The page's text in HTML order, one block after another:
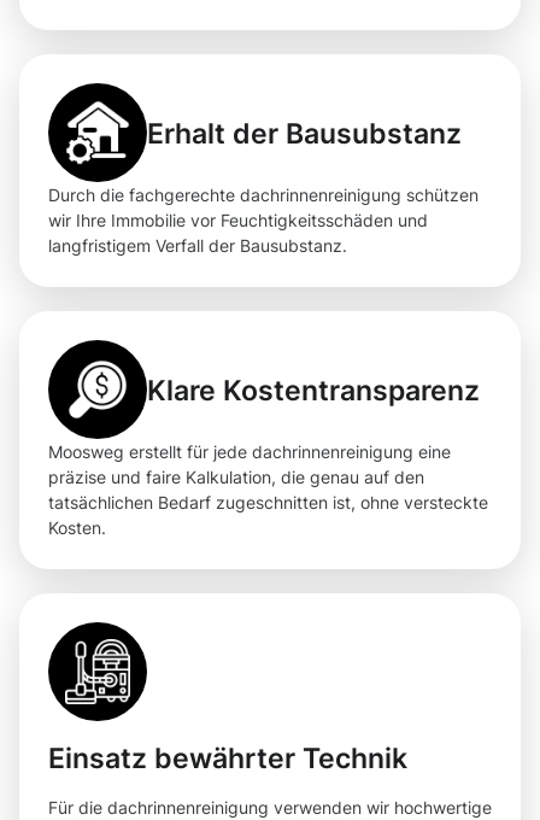
Erhalt der Bausubstanz
Durch die fachgerechte dachrinnenreinigung schützen
wir Ihre Immobilie vor Feuchtigkeitsschäden und
langfristigem Verfall der Bausubstanz.
Klare Kostentransparenz
Moosweg erstellt für jede dachrinnenreinigung eine
präzise und faire Kalkulation, die genau auf den
tatsächlichen Bedarf zugeschnitten ist, ohne versteckte
Kosten.
Einsatz bewährter Technik
Für die dachrinnenreinigung verwenden wir hochwertige